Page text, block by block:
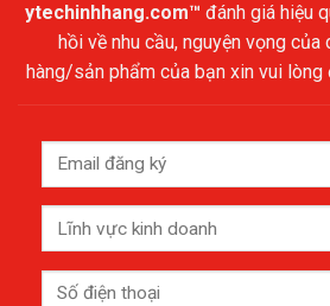
ytechinhhang.com™ đánh giá hiệu
hồi về nhu cầu, nguyện vọng
hàng/sản phẩm của bạn xin vui